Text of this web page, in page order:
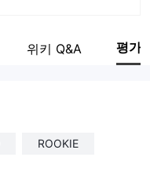
위키 Q&A 평가
ROOKIE